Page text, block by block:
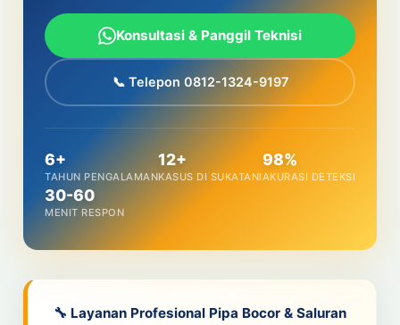
Konsultasi & Panggil Teknisi
📞 Telepon 0812-1324-9197
6+
TAHUN PENGALAMAN
12+
KASUS DI SUKATANI
98%
AKURASI DETEKSI
30-60
MENIT RESPON
🔧 Layanan Profesional Pipa Bocor & Saluran